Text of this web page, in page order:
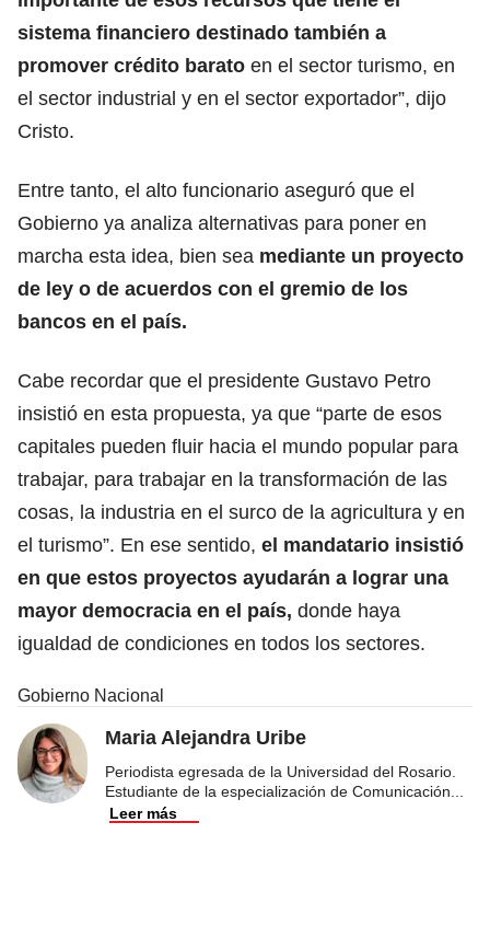
sistema financiero destinado también a
promover crédito barato en el sector turismo, en
el sector industrial y en el sector exportador”, dijo
Cristo.
Entre tanto, el alto funcionario aseguró que el
Gobierno ya analiza alternativas para poner en
marcha esta idea, bien sea mediante un proyecto
de ley o de acuerdos con el gremio de los
bancos en el país.
Cabe recordar que el presidente Gustavo Petro
insistió en esta propuesta, ya que “parte de esos
capitales pueden fluir hacia el mundo popular para
trabajar, para trabajar en la transformación de las
cosas, la industria en el surco de la agricultura y en
el turismo”. En ese sentido, el mandatario insistió
en que estos proyectos ayudarán a lograr una
mayor democracia en el país, donde haya
igualdad de condiciones en todos los sectores.
Gobierno Nacional
Maria Alejandra Uribe
Periodista egresada de la Universidad del Rosario.
Estudiante de la especialización de Comunicación
Leer más